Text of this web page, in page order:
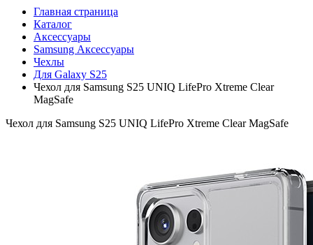
Главная страница
Каталог
Аксессуары
Samsung Аксессуары
Чехлы
Для Galaxy S25
Чехол для Samsung S25 UNIQ LifePro Xtreme Clear
MagSafe
Чехол для Samsung S25 UNIQ LifePro Xtreme Clear MagSafe